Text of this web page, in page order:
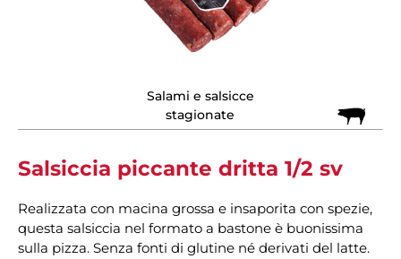
Salami e salsicce
stagionate
Salsiccia piccante dritta 1/2 sv
Realizzata con macina grossa e insaporita con spezie,
questa salsiccia nel formato a bastone è buonissima
sulla pizza. Senza fonti di glutine né derivati del latte.